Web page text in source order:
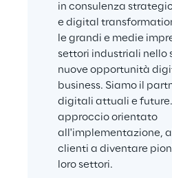
in consulenza
e digital
le grandi e medie
settori industriali nello
nuove opportunità
business. Siamo il
digitali attuali e future.
approccio orientato
all'implementazione,
clienti a diventare
loro settori.